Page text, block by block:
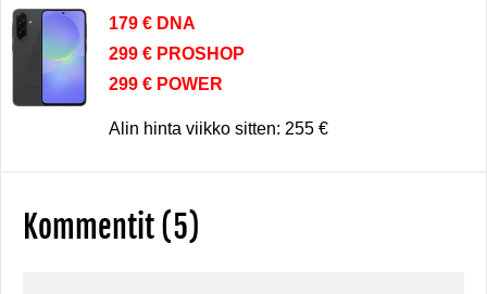
179 € DNA
299 € PROSHOP
299 € POWER
Alin hinta viikko sitten: 255 €
Kommentit (5)